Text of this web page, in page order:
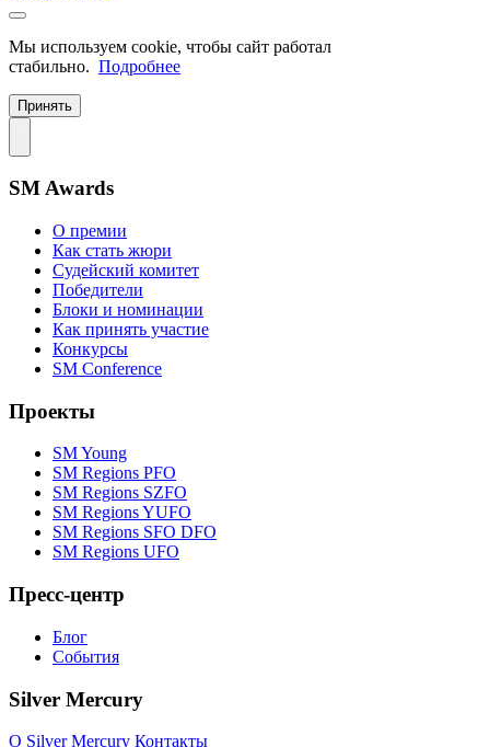
Мы используем cookie, чтобы сайт работал
стабильно. Подробнее
Принять
SM Awards
О премии
Как стать жюри
Судейский комитет
Победители
Блоки и номинации
Как принять участие
Конкурсы
SM Conference
Проекты
SM Young
SM Regions PFO
SM Regions SZFO
SM Regions YUFO
SM Regions SFO DFO
SM Regions UFO
Пресс-центр
Блог
События
Silver Mercury
O Silver Mercury Контакты